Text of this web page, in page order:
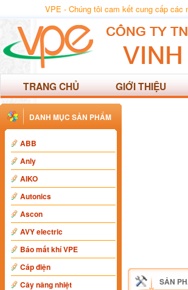
VPE - Chúng tôi cam kết cung cấp các
TRANG CHỦ GIỚI THIỆU
DANH MỤC SẢN PHẨM
ABB
Anly
AIKO
Autonics
Ascon
AVY electric
Báo mất khí VPE
Cáp điện
Cây nâng nhiệt
SẢN